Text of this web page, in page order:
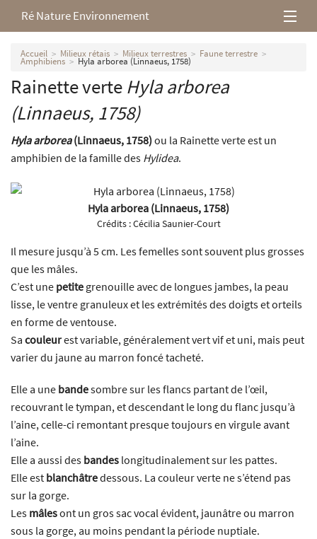
Ré Nature Environnement
L’association
Milieux rétais
Nos parutions
Accueil Milieux rétais Milieux terrestres Faune terrestre
Amphibiens Hyla arborea (Linnaeus, 1758)
Rainette verte Hyla arborea
(Linnaeus, 1758)
Hyla arborea(Linnaeus, 1758)ou la Rainette verte est un
amphibien de la famille des Hylidea.
Hyla arborea (Linnaeus, 1758)
Crédits :Cécilia Saunier-Court
Il mesure jusqu’à 5 cm. Les femelles sont souvent plus grosses
que les mâles.
C’est une petite grenouille avec de longues jambes, la peau
lisse, le ventre granuleux et les extrémités des doigts et orteils
en forme de ventouse.
Sa couleurest variable, généralement vert vif et uni, mais peut
varier du jaune au marron foncé tacheté.
Elle a une bandesombre sur les flancs partant de l’œil,
recouvrant le tympan, et descendant le long du flanc jusqu’à
l’aine, celle-ci remontant presque toujours en virgule avant
l’aine.
Elle a aussi des bandes longitudinalement sur les pattes.
Elle est blanchâtredessous. La couleur verte ne s’étend pas
sur la gorge.
Les mâlesont un gros sac vocal évident, jaunâtre ou marron
sous la gorge, au moins pendant la période nuptiale.